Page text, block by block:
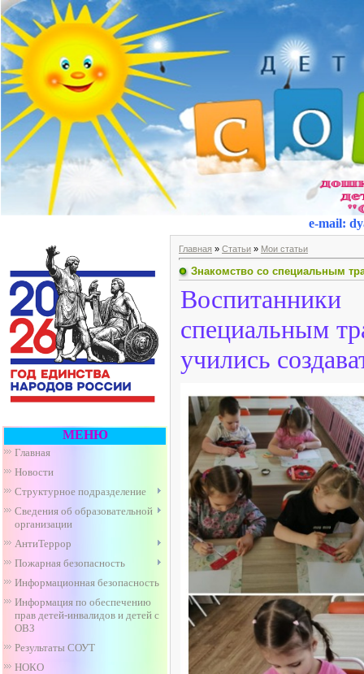
e-mail:
МЕНЮ
Главная
Новости
Структурное подразделение
Сведения об образовательной
организации
АнтиТеррор
Пожарная безопасность
Информационная безопасность
Информация по обеспечению
прав детей-инвалидов и детей с
ОВЗ
Результаты СОУТ
НОКО
Главная » Статьи » Мои статьи
Знакомство со специальным
специальным
учились